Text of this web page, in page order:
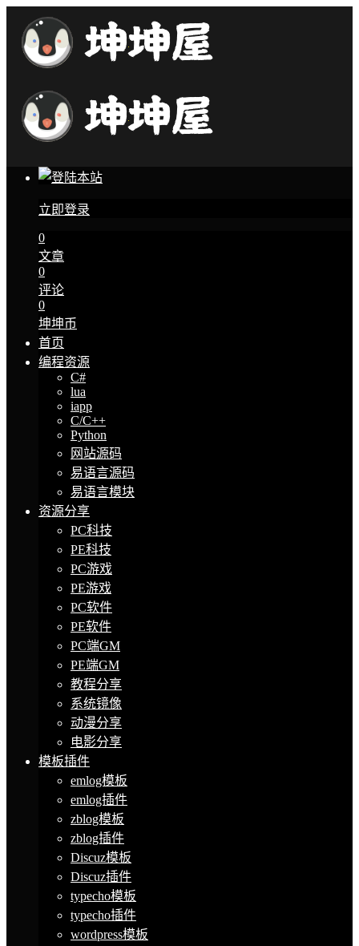
立即登录
0
文章
0
评论
0
坤坤币
首页
编程资源
C#
lua
iapp
C/C++
Python
网站源码
易语言源码
易语言模块
资源分享
PC科技
PE科技
PC游戏
PE游戏
PC软件
PE软件
PC端GM
PE端GM
教程分享
系统镜像
动漫分享
电影分享
模板插件
emlog模板
emlog插件
zblog模板
zblog插件
Discuz模板
Discuz插件
typecho模板
typecho插件
wordpress模板